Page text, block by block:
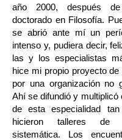
año 2000, después
doctorado en Filosofía.
se abrió ante mí un
intenso y, pudiera decir,
las y los especialistas
hice mi propio proyecto de
por una organización no
Ahí se difundió y multiplicó
de esta especialidad
hicieron talleres de
sistemática. Los